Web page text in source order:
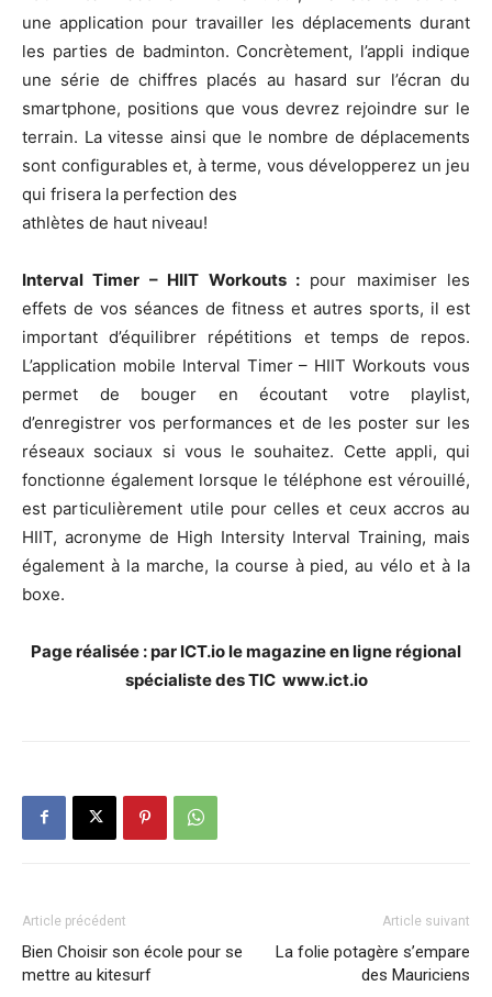
une application pour travailler les déplacements durant
les parties de badminton. Concrètement, l’appli indique
une série de chiffres placés au hasard sur l’écran du
smartphone, positions que vous devrez rejoindre sur le
terrain. La vitesse ainsi que le nombre de déplacements
sont configurables et, à terme, vous développerez un jeu
qui frisera la perfection des
athlètes de haut niveau!
Interval Timer – HIIT Workouts :pour maximiser les
effets de vos séances de fitness et autres sports, il est
important d’équilibrer répétitions et temps de repos.
L’application mobile Interval Timer – HIIT Workouts vous
permet de bouger en écoutant votre playlist,
d’enregistrer vos performances et de les poster sur les
réseaux sociaux si vous le souhaitez. Cette appli, qui
fonctionne également lorsque le téléphone est vérouillé,
est particulièrement utile pour celles et ceux accros au
HIIT, acronyme de High Intersity Interval Training, mais
également à la marche, la course à pied, au vélo et à la
boxe.
Page réalisée : par ICT.io le magazine en ligne régional
spécialiste des TIC www.ict.io
Article précédent
Bien Choisir son école pour se
mettre au kitesurf
Article suivant
La folie potagère s’empare
des Mauriciens